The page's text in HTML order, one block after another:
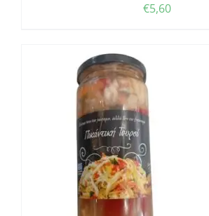
€5,60